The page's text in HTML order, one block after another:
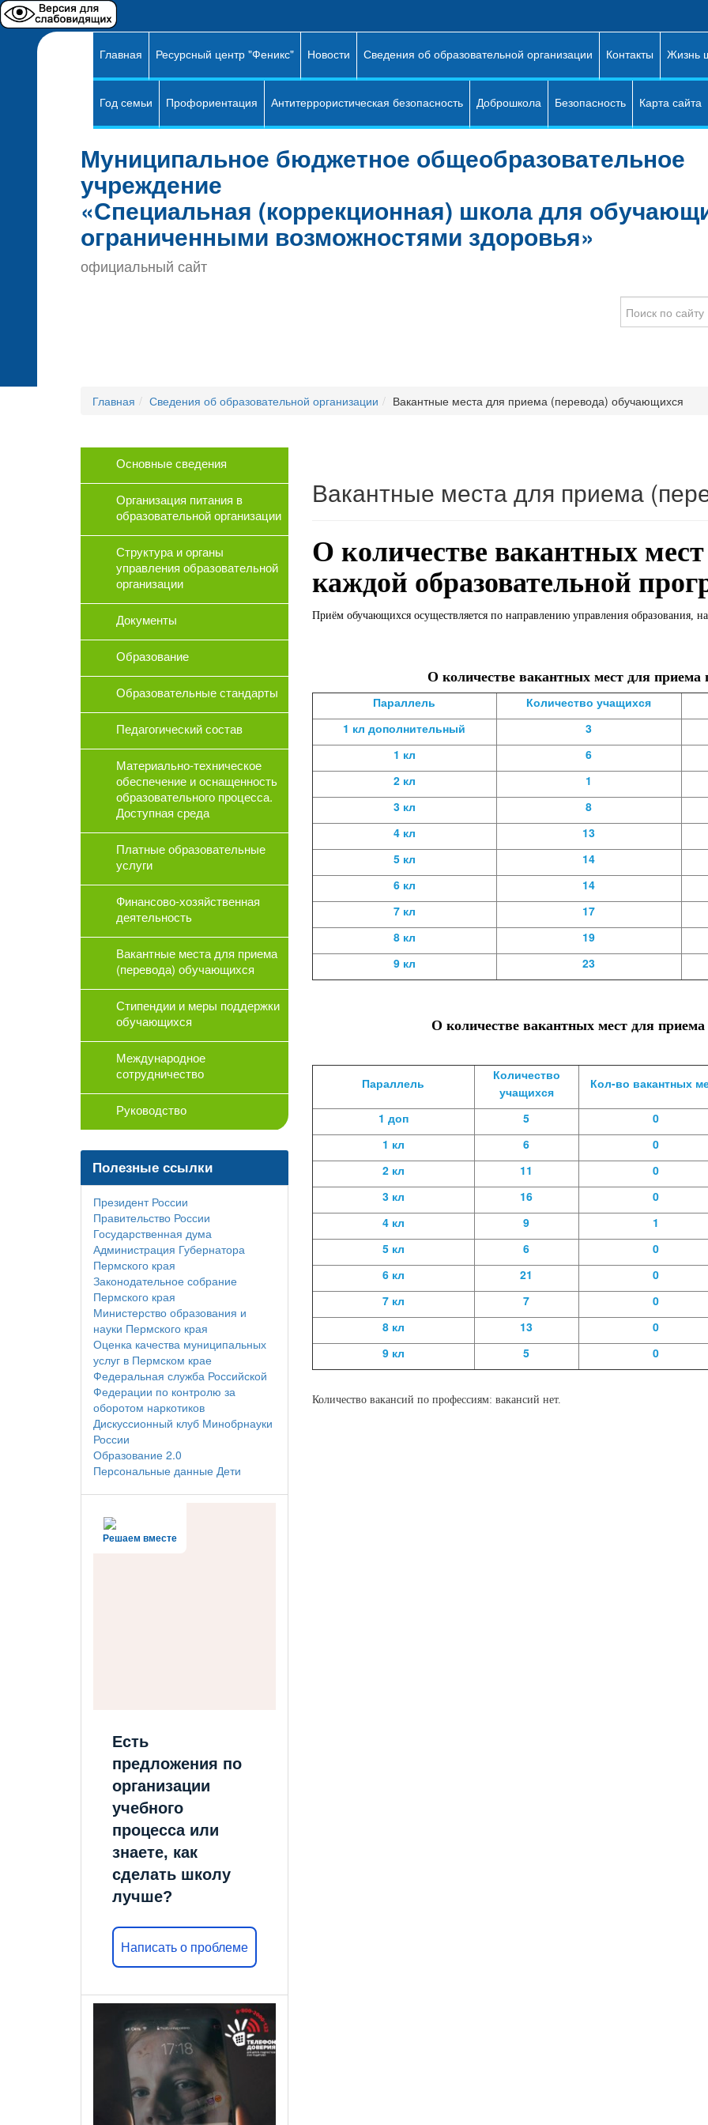
Главная Ресурсный центр "Феникс" Новости Сведения об образовательной организации Контакты Жизнь
Год семьи Профориентация Антитеррористическая безопасность Доброшкола Безопасность Карта сайта
Муниципальное бюджетное общеобразовательное
учреждение
«Специальная (коррекционная) школа для
ограниченными возможностями здоровья»
официальный сайт
your
search
Главная Сведения об образовательной организации Вакантные места для приема (перевода) обучающихся
Основные сведения
Организация питания в
образовательной организации
Структура и органы
управления образовательной
организации
Документы
Образование
Образовательные стандарты
Педагогический состав
Материально-техническое
обеспечение и оснащенность
образовательного процесса.
Доступная среда
Платные образовательные
услуги
Финансово-хозяйственная
деятельность
Вакантные места для приема
(перевода) обучающихся
Стипендии и меры поддержки
обучающихся
Международное
сотрудничество
Руководство
Полезные ссылки
Президент России
Правительство России
Государственная дума
Администрация Губернатора
Пермского края
Законодательное собрание
Пермского края
Министерство образования и
науки Пермского края
Оценка качества муниципальных
услуг в Пермском крае
Федеральная служба Российской
Федерации по контролю за
оборотом наркотиков
Дискуссионный клуб Минобрнауки
России
Образование 2.0
Персональные данные Дети
Решаем вместе
Есть
предложения по
организации
учебного
процесса или
знаете, как
сделать школу
лучше?
Написать о проблеме
Вакантные места для приема
О количестве вакантных
каждой образовательной
Приём обучающихся осуществляется по направлению управления образования,
О количестве вакантных мест для приема
Параллель
Количество учащихся
1 кл дополнительный
3
1 кл
6
2 кл
1
3 кл
8
4 кл
13
5 кл
14
6 кл
14
7 кл
17
8 кл
19
9 кл
23
О количестве вакантных мест для
Параллель
Количество
учащихся
Кол-во вакантных
1 доп 5
0
1 кл
6
0
2 кл
11
0
3 кл
16
0
4 кл
9
1
5 кл
6
0
6 кл
21
0
7 кл
7
0
8 кл
13
0
9 кл
5 0
Количество вакансий по профессиям: вакансий нет.